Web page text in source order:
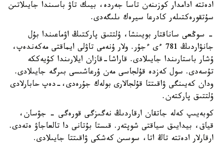
ادەتتە ادامدار كوزىنەن تاسا جەردە، بيىك تاۋ باسىندا جايىلاتىن
سۇتقورەكتىلەر كادرعا سيرەك ىلىگەدى.
- سوڭعى ساناقتار بويىنشا، ۇلتتىق پاركتىڭ اۋماعىندا بۇل
جانۋاردىڭ 781 ءى ءجۇر. ولار ۇنەمى تاۋلى ايماقتى مەكەندەپ،
ۇشار باستارىندا جايىلادى. قاراشا-قازان ايلارىندا كۇيەككە
تۇسەدى. سول كەزدە قۇلجاسى مەن ۇرعاشىسى بىرگە جايىلادى.
ودان كەيىنگى ۋاقىتتا قۇلجالارى بولەك جۇرەدى،-دەپ حابارلادى
ۇلتتىق پاركتەن.
كوبەيىپ كەلە جاتقان ارقاردىڭ نەگىزگى قورەگى - جۋسان،
قياق، بيدايىق سياقتى شوپتەر. قىستا بۇتانى دا تالعاجاۋ ەتەدى.
ارقارلار ادەتتە تاڭ اتا، سوسىن كەشكى ۋاقىتتا جايىلادى.